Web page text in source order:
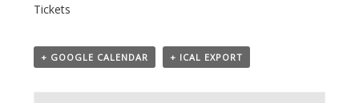
Tickets
+ GOOGLE CALENDAR + ICAL EXPORT